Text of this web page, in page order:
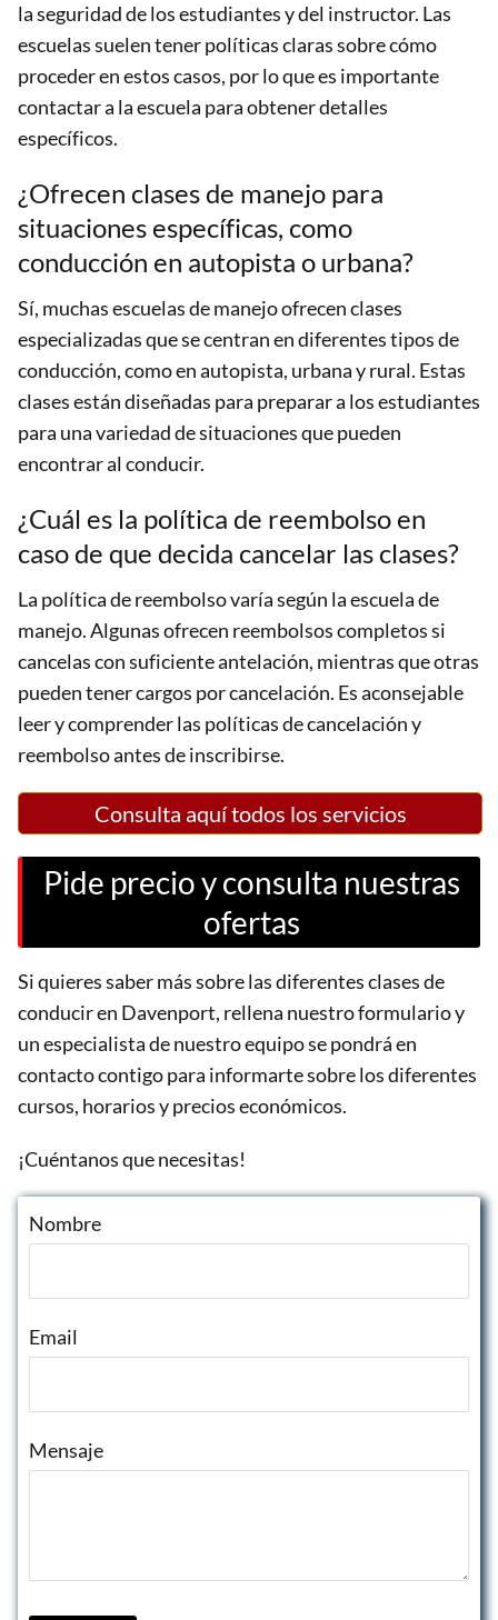
la seguridad de los estudiantes y del instructor. Las
escuelas suelen tener políticas claras sobre cómo
proceder en estos casos, por lo que es importante
contactar a la escuela para obtener detalles
específicos.
¿Ofrecen clases de manejo para
situaciones específicas, como
conducción en autopista o urbana?
Sí, muchas escuelas de manejo ofrecen clases
especializadas que se centran en diferentes tipos de
conducción, como en autopista, urbana y rural. Estas
clases están diseñadas para preparar a los estudiantes
para una variedad de situaciones que pueden
encontrar al conducir.
¿Cuál es la política de reembolso en
caso de que decida cancelar las clases?
La política de reembolso varía según la escuela de
manejo. Algunas ofrecen reembolsos completos si
cancelas con suficiente antelación, mientras que otras
pueden tener cargos por cancelación. Es aconsejable
leer y comprender las políticas de cancelación y
reembolso antes de inscribirse.
Consulta aquí todos los servicios
Pide precio y consulta nuestras
ofertas
Si quieres saber más sobre las diferentes clases de
conducir en Davenport, rellena nuestro formulario y
un especialista de nuestro equipo se pondrá en
contacto contigo para informarte sobre los diferentes
cursos, horarios y precios económicos.
¡Cuéntanos que necesitas!
Nombre
Email
Mensaje